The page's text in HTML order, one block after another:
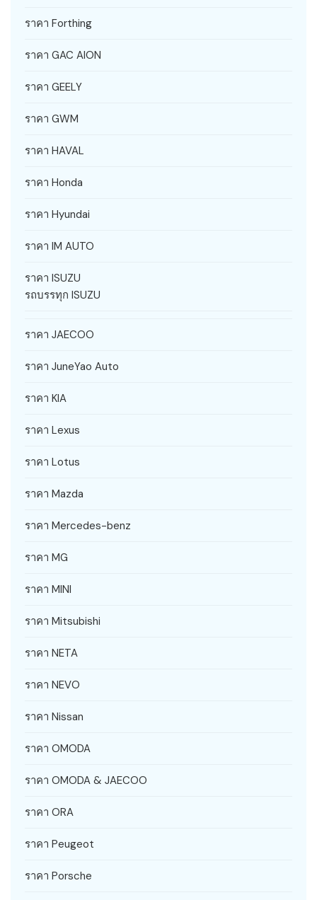
ราคา Forthing
ราคา GAC AION
ราคา GEELY
ราคา GWM
ราคา HAVAL
ราคา Honda
ราคา Hyundai
ราคา IM AUTO
ราคา ISUZU
รถบรรทุก ISUZU
ราคา JAECOO
ราคา JuneYao Auto
ราคา KIA
ราคา Lexus
ราคา Lotus
ราคา Mazda
ราคา Mercedes-benz
ราคา MG
ราคา MINI
ราคา Mitsubishi
ราคา NETA
ราคา NEVO
ราคา Nissan
ราคา OMODA
ราคา OMODA & JAECOO
ราคา ORA
ราคา Peugeot
ราคา Porsche